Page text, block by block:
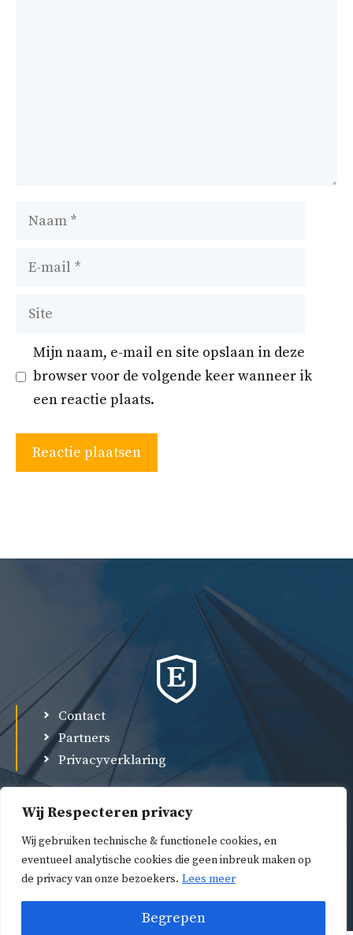
Wij Respecteren privacy
Wij gebruiken technische & functionele cookies, en
eventueel analytische cookies die geen inbreuk maken op
de privacy van onze bezoekers. Lees meer
Begrepen
Naam
Site
Mijn naam, e-mail en site opslaan in deze
browser voor de volgende keer wanneer ik
een reactie plaats.
Contact
Partners
Privacyverklaring
© 2026 Damman Advocaten •